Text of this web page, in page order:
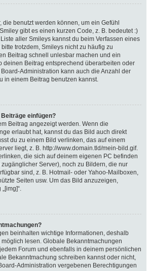
benutzt werden können, um ein Gefühl
gibt es einen kurzen Code, z. B. bedeutet :)
aller Smileys kannst du beim Verfassen eines
trotzdem, Smileys nicht zu häufig zu
Beitrag schnell unlesbar machen und ein
deinen Beitrag entsprechend überarbeiten oder
Administration kann auch die Anzahl der
in einem Beitrag benutzen kannst.
einfügen?
Beitrag angezeigt werden. Wenn die
erlaubt hat, kannst du das Bild auch direkt
du zu einem Bild verlinken, das auf einem
liegt, z. B. http://www.domain.tld/mein-bild.gif.
die sich auf deinem eigenen PC befinden
Server), noch zu Bildern, die nur
sind, z. B. Hotmail- oder Yahoo-Mailboxen,
Seiten usw. Um das Bild anzuzeigen,
beinhalten wichtige Informationen, deshalb
lesen. Globale Bekanntmachungen
Forum und ebenfalls in deinem persönlichen
Bekanntmachung schreiben kannst oder nicht,
Administration vergebenen Berechtigungen